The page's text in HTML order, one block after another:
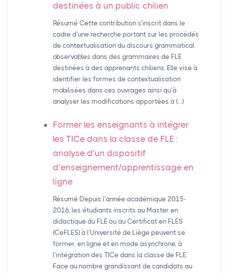
destinées à un public chilien
Résumé Cette contribution s’inscrit dans le
cadre d’une recherche portant sur les procédés
de contextualisation du discours grammatical
observables dans des grammaires de FLE
destinées à des apprenants chiliens. Elle vise à
identifier les formes de contextualisation
mobilisées dans ces ouvrages ainsi qu’à
analyser les modifications apportées à (…)
Former les enseignants à intégrer
les TICe dans la classe de FLE :
analyse d’un dispositif
d’enseignement/apprentissage en
ligne
Résumé Depuis l’année académique 2015-
2016, les étudiants inscrits au Master en
didactique du FLE ou au Certificat en FLES
(CeFLES) à l’Université de Liège peuvent se
former, en ligne et en mode asynchrone, à
l’intégration des TICe dans la classe de FLE.
Face au nombre grandissant de candidats au